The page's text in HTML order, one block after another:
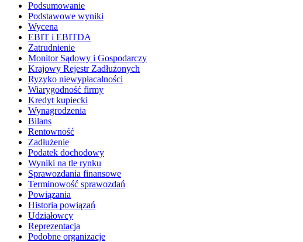
Podsumowanie
Podstawowe wyniki
Wycena
EBIT i EBITDA
Zatrudnienie
Monitor Sądowy i Gospodarczy
Krajowy Rejestr Zadłużonych
Ryzyko niewypłacalności
Wiarygodność firmy
Kredyt kupiecki
Wynagrodzenia
Bilans
Rentowność
Zadłużenie
Podatek dochodowy
Wyniki na tle rynku
Sprawozdania finansowe
Terminowość sprawozdań
Powiązania
Historia powiązań
Udziałowcy
Reprezentacja
Podobne organizacje